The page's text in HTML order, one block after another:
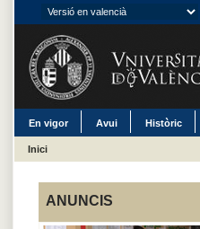
En vigor Avui Històric
Inici
ANUNCIS